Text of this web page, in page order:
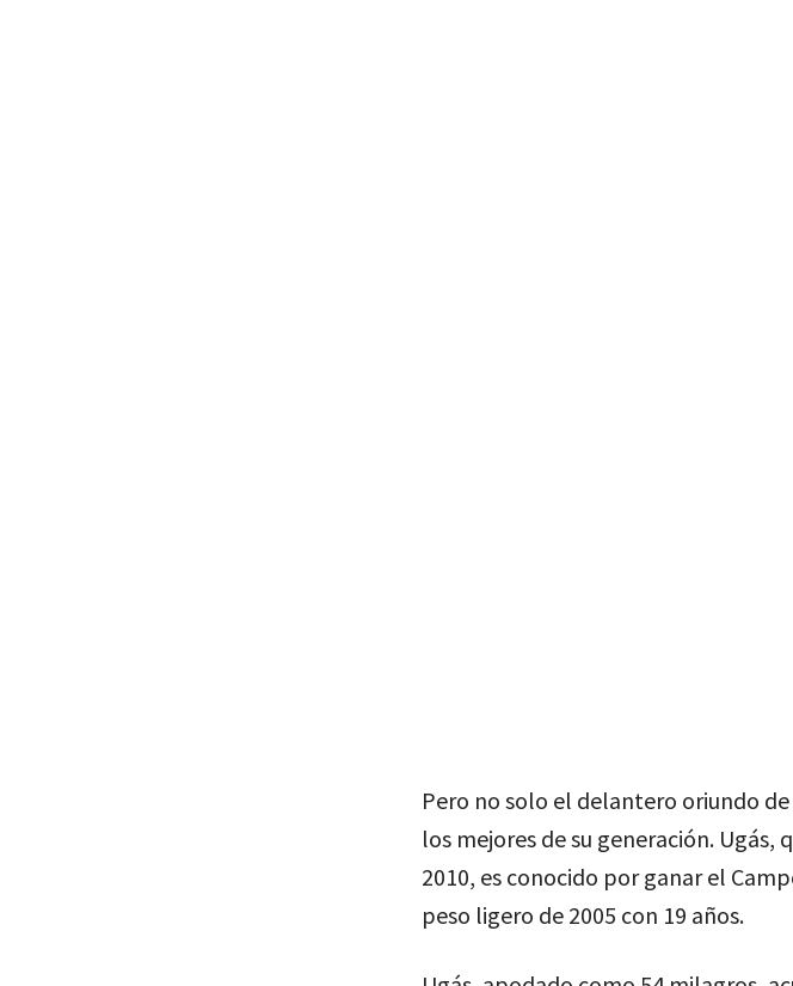
Pero no solo el delantero oriundo
los mejores de su generación.
2010, es conocido por ganar el
peso ligero de 2005 con 19 años.